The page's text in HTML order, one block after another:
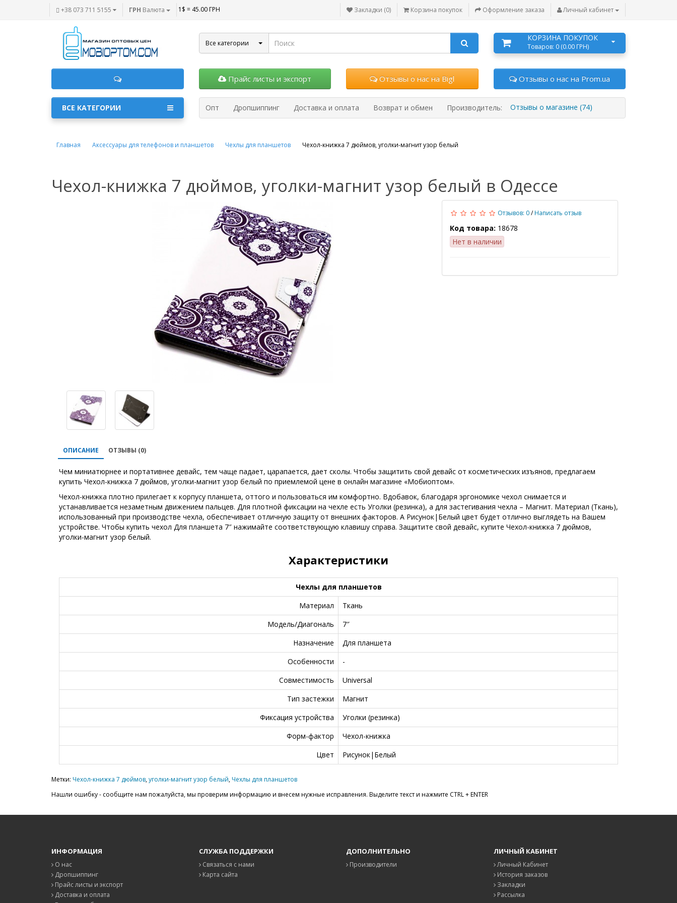
+38 073 711 5155 ГРН Валюта 1$ = 45.00 ГРН Закладки (0) Корзина покупок Оформление заказа Личный кабинет
Все категории
КОРЗИНА ПОКУПОК
Товаров: 0 (0.00 ГРН)
Прайс листы и экспорт Отзывы о нас на Bigl Отзывы о нас на Prom.ua
Опт Дропшиппинг Доставка и оплата Возврат и обмен Производитель: Отзывы о магазине (74)
ВСЕ КАТЕГОРИИ
Главная Аксессуары для телефонов и планшетов Чехлы для планшетов Чехол-книжка 7 дюймов, уголки-магнит узор белый
Чехол-книжка 7 дюймов, уголки-магнит узор белый в Одессе
Отзывов: 0/Написать отзыв
Код товара: 18678
Нет в наличии
ОПИСАНИЕ ОТЗЫВЫ (0)
Чем миниатюрнее и портативнее девайс, тем чаще падает, царапается, дает сколы. Чтобы защитить свой девайс от косметических изъянов, предлагаем
купить Чехол-книжка 7 дюймов, уголки-магнит узор белый по приемлемой цене в онлайн магазине «Мобиоптом».
Чехол-книжка плотно прилегает к корпусу планшета, оттого и пользоваться им комфортно. Вдобавок, благодаря эргономике чехол снимается и
устанавливается незаметным движением пальцев. Для плотной фиксации на чехле есть Уголки (резинка), а для застегивания чехла – Магнит. Материал (Ткань),
использованный при производстве чехла, обеспечивает отличную защиту от внешних факторов. А Рисунок|Белый цвет будет отлично выглядеть на Вашем
устройстве. Чтобы купить чехол Для планшета 7″ нажимайте соответствующую клавишу справа. Защитите свой девайс, купите Чехол-книжка 7 дюймов,
уголки-магнит узор белый.
Характеристики
Чехлы для планшетов
Материал
Ткань
Модель/Диагональ
7″
Назначение
Для планшета
Особенности
-
Совместимость
Universal
Тип застежки
Магнит
Фиксация устройства
Уголки (резинка)
Форм-фактор
Чехол-книжка
Цвет
Рисунок|Белый
Метки: Чехол-книжка 7 дюймов,уголки-магнит узор белый,Чехлы для планшетов
Нашли ошибку - сообщите нам пожалуйста, мы проверим информацию и внесем нужные исправления. Выделите текст и нажмите CTRL + ENTER
ИНФОРМАЦИЯ
О нас
Дропшиппинг
Прайс листы и экспорт
Доставка и оплата
СЛУЖБА ПОДДЕРЖКИ
Связаться с нами
Карта сайта
ДОПОЛНИТЕЛЬНО
Производители
ЛИЧНЫЙ КАБИНЕТ
Личный Кабинет
История заказов
Закладки
Рассылка